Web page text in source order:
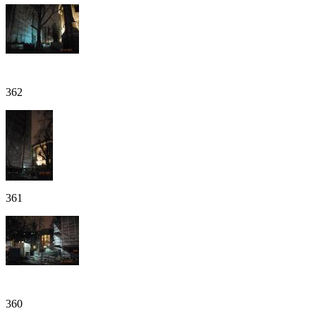
362
361
360